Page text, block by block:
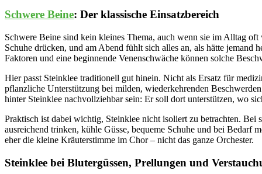
Schwere Beine: Der klassische Einsatzbereich
Schwere Beine sind kein kleines Thema, auch wenn sie im Alltag
Schuhe drücken, und am Abend fühlt sich alles an, als hätte jemand
Faktoren und eine beginnende Venenschwäche können solche
Hier passt Steinklee traditionell gut hinein. Nicht als Ersatz für
pflanzliche Unterstützung bei milden, wiederkehrenden
hinter Steinklee nachvollziehbar sein: Er soll dort unterstützen, wo
Praktisch ist dabei wichtig, Steinklee nicht isoliert zu betrachten.
ausreichend trinken, kühle Güsse, bequeme Schuhe und bei Bedarf
eher die kleine Kräuterstimme im Chor – nicht das ganze Orchester.
Steinklee bei Blutergüssen, Prellungen und